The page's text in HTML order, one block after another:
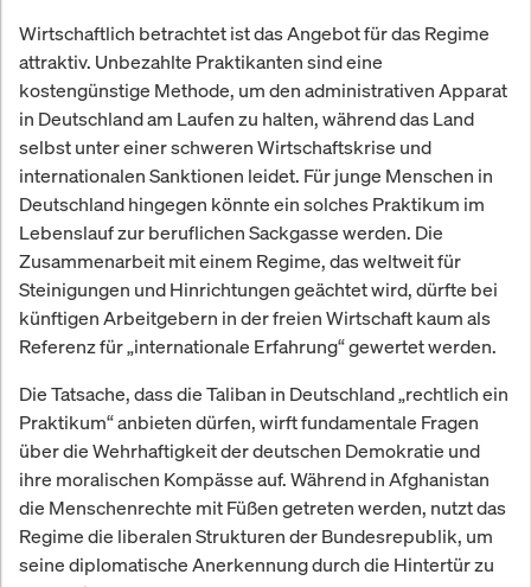
Wirtschaftlich betrachtet ist das Angebot für das Regime
attraktiv. Unbezahlte Praktikanten sind eine
kostengünstige Methode, um den administrativen Apparat
in Deutschland am Laufen zu halten, während das Land
selbst unter einer schweren Wirtschaftskrise und
internationalen Sanktionen leidet. Für junge Menschen in
Deutschland hingegen könnte ein solches Praktikum im
Lebenslauf zur beruflichen Sackgasse werden. Die
Zusammenarbeit mit einem Regime, das weltweit für
Steinigungen und Hinrichtungen geächtet wird, dürfte bei
künftigen Arbeitgebern in der freien Wirtschaft kaum als
Referenz für „internationale Erfahrung“ gewertet werden.
Die Tatsache, dass die Taliban in Deutschland „rechtlich ein
Praktikum“ anbieten dürfen, wirft fundamentale Fragen
über die Wehrhaftigkeit der deutschen Demokratie und
ihre moralischen Kompässe auf. Während in Afghanistan
die Menschenrechte mit Füßen getreten werden, nutzt das
Regime die liberalen Strukturen der Bundesrepublik, um
seine diplomatische Anerkennung durch die Hintertür zu